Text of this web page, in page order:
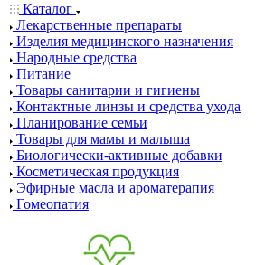
Каталог
Лекарственные препараты
Изделия медицинского назначения
Народные средства
Питание
Товары санитарии и гигиены
Контактные линзы и средства ухода
Планирование семьи
Товары для мамы и малыша
Биологически-активные добавки
Косметическая продукция
Эфирные масла и ароматерапия
Гомеопатия